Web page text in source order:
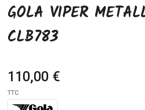
GOLA VIPER
CLB783
110,00 €
TTC